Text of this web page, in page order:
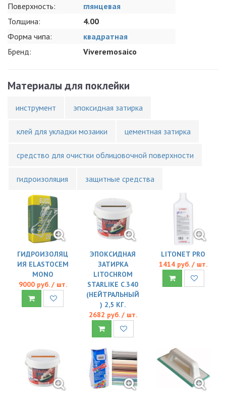
Поверхность:
глянцевая
Толщина:
4.00
Форма чипа:
квадратная
Бренд:
Viveremosaico
Материалы для поклейки
инструмент эпоксидная затирка
клей для укладки мозаики цементная затирка
средство для очистки облицовочной поверхности
гидроизоляция защитные средства
ГИДРОИЗОЛЯЦ
ИЯ ELASTOCEM
MONO
9000 руб. / шт.
ЭПОКСИДНАЯ
ЗАТИРКА
LITOCHROM
STARLIKE C.340
(НЕЙТРАЛЬНЫЙ
) 2,5 КГ.
2682 руб. / шт.
LITONET PRO
1414 руб. / шт.